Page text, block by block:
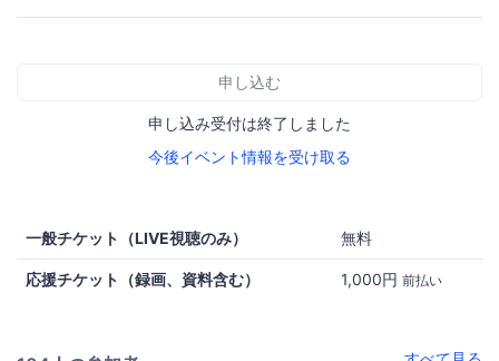
申し込む
申し込み受付は終了しました
今後イベント情報を受け取る
一般チケット（LIVE視聴のみ） 無料
応援チケット（録画、資料含む） 1,000円 前払い